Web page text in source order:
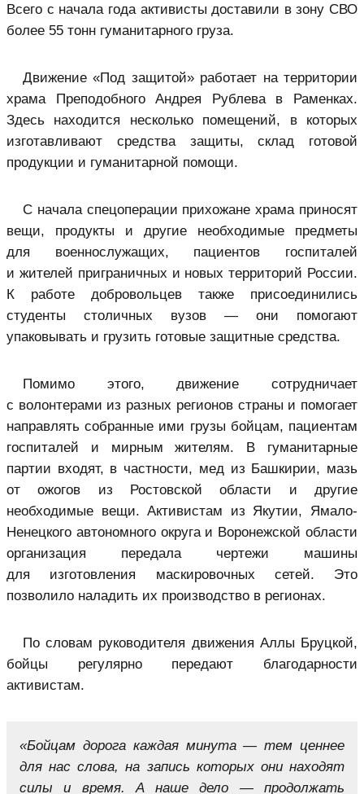
Всего с начала года активисты доставили в зону СВО
более 55 тонн гуманитарного груза.
Движение «Под защитой» работает на территории
храма Преподобного Андрея Рублева в Раменках.
Здесь находится несколько помещений, в которых
изготавливают средства защиты, склад готовой
продукции и гуманитарной помощи.
С начала спецоперации прихожане храма приносят
вещи, продукты и другие необходи­мые предметы
для военнослужащих, пациентов госпиталей
и жителей приграничных и новых территорий России.
К работе добровольцев также присоединились
студенты столичных вузов — они помогают
упаковывать и грузить готовые защитные средства.
Помимо этого, движение сотрудничает
с волонтерами из разных регионов страны и помогает
направлять собранные ими грузы бойцам, пациентам
госпиталей и мирным жителям. В гуманитарные
партии входят, в частности, мед из Башкирии, мазь
от ожогов из Ростовской области и другие
необходимые вещи. Активистам из Якутии, Ямало-
Ненецкого автономного округа и Воронежской области
организация передала чертежи машины
для изготовления маскировочных сетей. Это
позволило наладить их производство в регионах.
По словам руководителя движения Аллы Бруцкой,
бойцы регулярно передают благодарности
активистам.
«Бойцам дорога каждая минута — тем ценнее
для нас слова, на запись которых они находят
силы и время. А наше дело — продолжать